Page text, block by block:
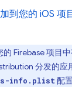
到您的 iOS 项
的 Firebase 项目
分发的应
info.plist 配